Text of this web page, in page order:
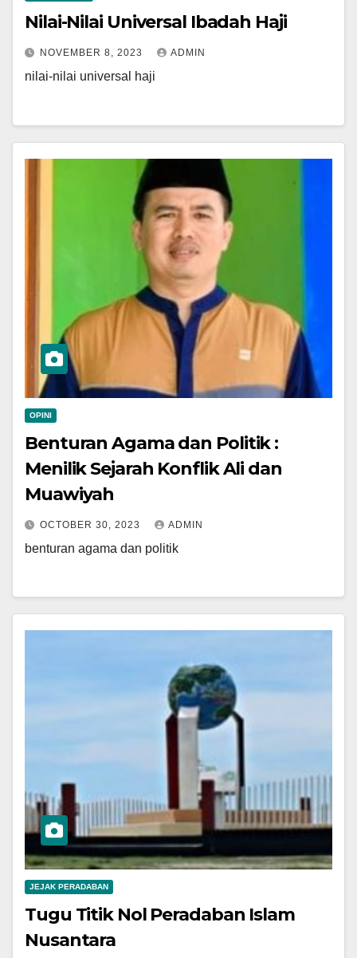
Nilai-Nilai Universal Ibadah Haji
NOVEMBER 8, 2023 ADMIN
nilai-nilai universal haji
OPINI
Benturan Agama dan Politik :
Menilik Sejarah Konflik Ali dan
Muawiyah
OCTOBER 30, 2023 ADMIN
benturan agama dan politik
JEJAK PERADABAN
Tugu Titik Nol Peradaban Islam
Nusantara